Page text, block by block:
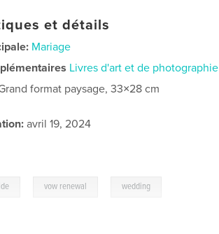
et détails
Mariage
Livres d'art et de photographie
format paysage, 33×28 cm
avril 19, 2024
vow renewal wedding